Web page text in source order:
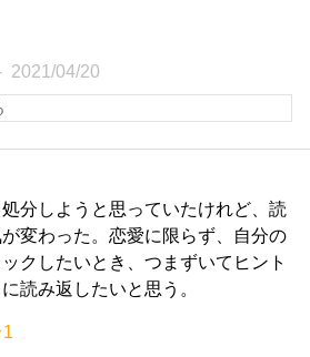
2021/04/20
分しようと思っていたけれど、読
変わった。恋愛に限らず、自分の
クしたいとき、つまずいてヒント
読み返したいと思う。